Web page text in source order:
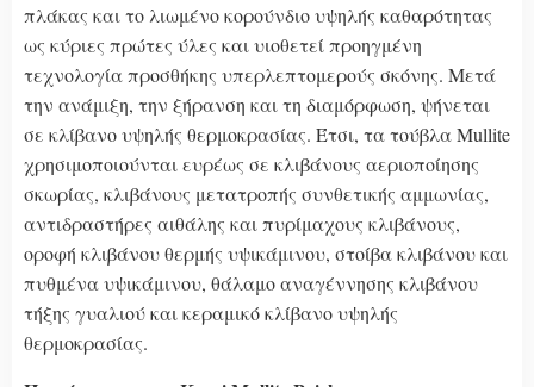
πλάκας και το λιωμένο κορούνδιο υψηλής καθαρότητας
ως κύριες πρώτες ύλες και υιοθετεί προηγμένη
τεχνολογία προσθήκης υπερλεπτομερούς σκόνης. Μετά
την ανάμιξη, την ξήρανση και τη διαμόρφωση, ψήνεται
σε κλίβανο υψηλής θερμοκρασίας. Έτσι, τα τούβλα Mullite
χρησιμοποιούνται ευρέως σε κλιβάνους αεριοποίησης
σκωρίας, κλιβάνους μετατροπής συνθετικής αμμωνίας,
αντιδραστήρες αιθάλης και πυρίμαχους κλιβάνους,
οροφή κλιβάνου θερμής υψικάμινου, στοίβα κλιβάνου και
πυθμένα υψικάμινου, θάλαμο αναγέννησης κλιβάνου
τήξης γυαλιού και κεραμικό κλίβανο υψηλής
θερμοκρασίας.